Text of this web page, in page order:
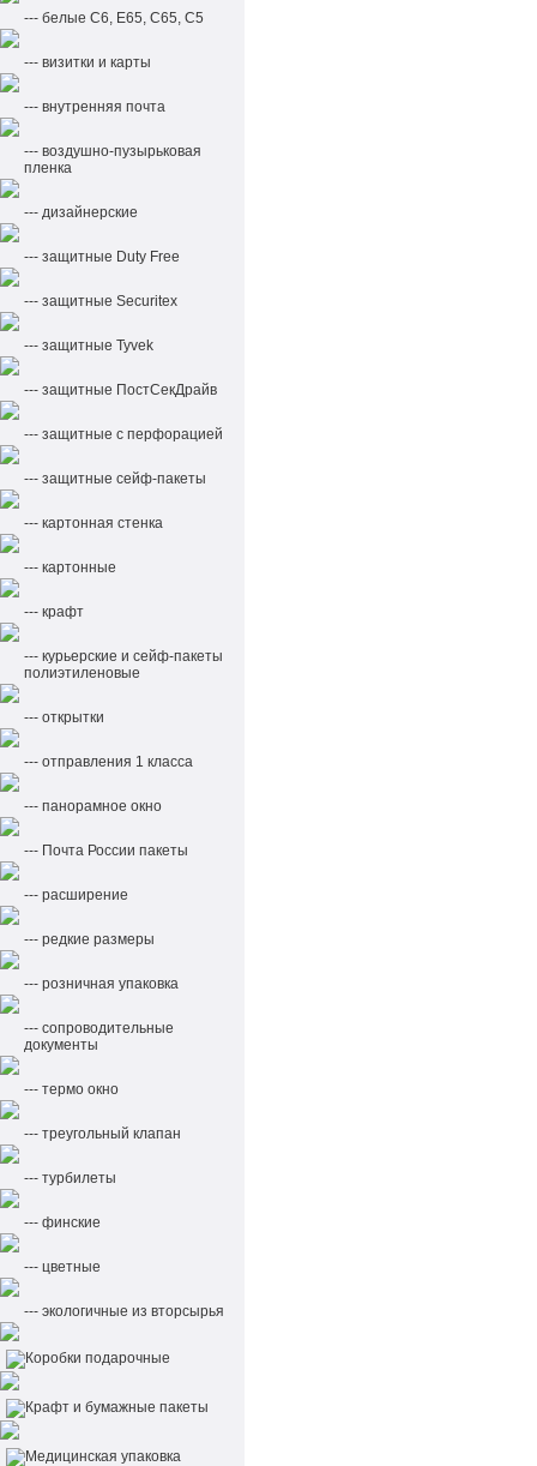
--- белые С6, Е65, С65, С5
--- визитки и карты
--- внутренняя почта
--- воздушно-пузырьковая
пленка
--- дизайнерские
--- защитные Duty Free
--- защитные Securitex
--- защитные Tyvek
--- защитные ПостСекДрайв
--- защитные с перфорацией
--- защитные сейф-пакеты
--- картонная стенка
--- картонные
--- крафт
--- курьерские и сейф-пакеты
полиэтиленовые
--- открытки
--- отправления 1 класса
--- панорамное окно
--- Почта России пакеты
--- расширение
--- редкие размеры
--- розничная упаковка
--- сопроводительные
документы
--- термо окно
--- треугольный клапан
--- турбилеты
--- финские
--- цветные
--- экологичные из вторсырья
Коробки подарочные
Крафт и бумажные пакеты
Медицинская упаковка